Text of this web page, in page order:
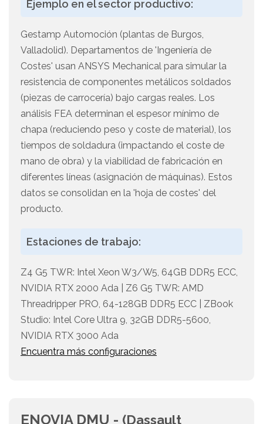
Ejemplo en el sector productivo:
Gestamp Automoción (plantas de Burgos,
Valladolid). Departamentos de 'Ingeniería de
Costes' usan ANSYS Mechanical para simular la
resistencia de componentes metálicos soldados
(piezas de carrocería) bajo cargas reales. Los
análisis FEA determinan el espesor mínimo de
chapa (reduciendo peso y coste de material), los
tiempos de soldadura (impactando el coste de
mano de obra) y la viabilidad de fabricación en
diferentes líneas (asignación de máquinas). Estos
datos se consolidan en la 'hoja de costes' del
producto.
Estaciones de trabajo:
Z4 G5 TWR: Intel Xeon W3/W5, 64GB DDR5 ECC,
NVIDIA RTX 2000 Ada | Z6 G5 TWR: AMD
Threadripper PRO, 64-128GB DDR5 ECC | ZBook
Studio: Intel Core Ultra 9, 32GB DDR5-5600,
NVIDIA RTX 3000 Ada
Encuentra más configuraciones
ENOVIA DMU - (Dassault